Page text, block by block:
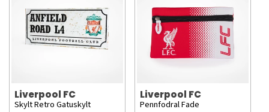
Liverpool FC
Skylt Retro Gatuskylt
Liverpool FC
Pennfodral Fade